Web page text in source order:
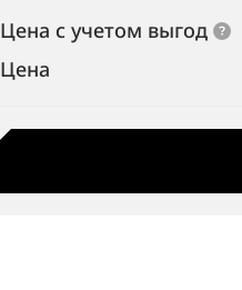
Цена с учетом выгод
Цена